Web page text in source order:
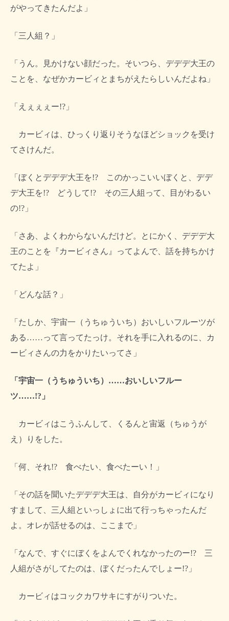
がやってきたんだよ」
「三人組？」
「うん。見かけない顔だった。そいつら、デデデ大王の
ことを、なぜかカービィとまちがえたらしいんだよね」
「えぇぇぇー!?」
カービィは、ひっくり返りそうなほどショックを受け
てさけんだ。
「ぼくとデデデ大王を!? このかっこいいぼくと、デデ
デ大王を!? どうして!? その三人組って、目がわるい
の!?」
「さあ、よくわからないんだけど。とにかく、デデデ大
王のことを『カービィさん』ってよんで、話を持ちかけ
てたよ」
「どんな話？」
「たしか、宇宙一（うちゅういち）おいしいフルーツが
ある……って言ってたっけ。それを手に入れるのに、カ
ービィさんの力をかりたいってさ」
「宇宙一（うちゅういち）……おいしいフルー
ツ……!?」
カービィはこうふんして、くるんと宙返（ちゅうが
え）りをした。
「何、それ!? 食べたい、食べたーい！」
「その話を聞いたデデデ大王は、自分がカービィになり
すまして、三人組といっしょに出て行っちゃったんだ
よ。オレが話せるのは、ここまで」
「なんで、すぐにぼくをよんでくれなかったのー!? 三
人組がさがしてたのは、ぼくだったんでしょー!?」
カービィはコックカワサキにすがりついた。